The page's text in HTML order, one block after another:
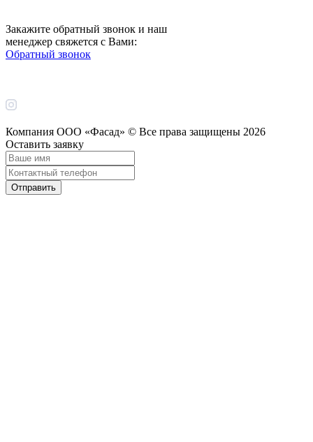
Закажите обратный звонок и наш
менеджер свяжется с Вами:
Обратный звонок
Компания ООО «Фасад» © Все права защищены 2026
Оставить заявку
Отправить